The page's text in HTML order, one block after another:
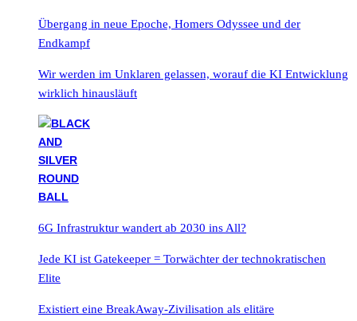
Übergang in neue Epoche, Homers Odyssee und der
Endkampf
Wir werden im Unklaren gelassen, worauf die KI Entwicklung
wirklich hinausläuft
6G Infrastruktur wandert ab 2030 ins All?
Jede KI ist Gatekeeper = Torwächter der technokratischen
Elite
Existiert eine BreakAway-Zivilisation als elitäre